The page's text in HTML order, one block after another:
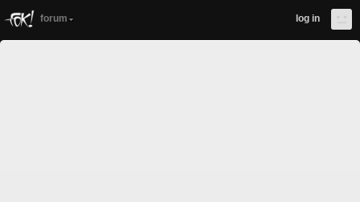
forum log in